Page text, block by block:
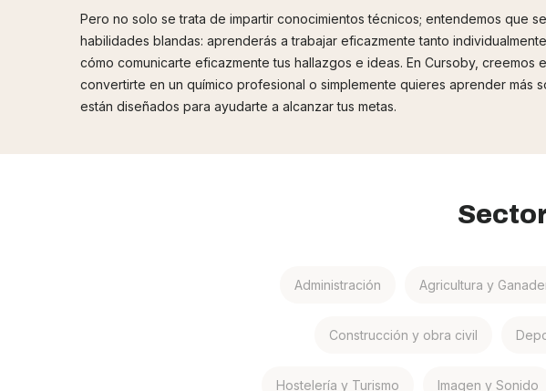
Pero no solo se trata de impartir conocimientos técnicos; entendemos que
habilidades blandas: aprenderás a trabajar eficazmente tanto
cómo comunicarte eficazmente tus hallazgos e ideas. En Cursoby,
convertirte en un químico profesional o simplemente quieres aprender
están diseñados para ayudarte a alcanzar tus metas.
Administración Agricultura y
Construcción y obra civil
Hostelería y Turismo Imagen y Sonido